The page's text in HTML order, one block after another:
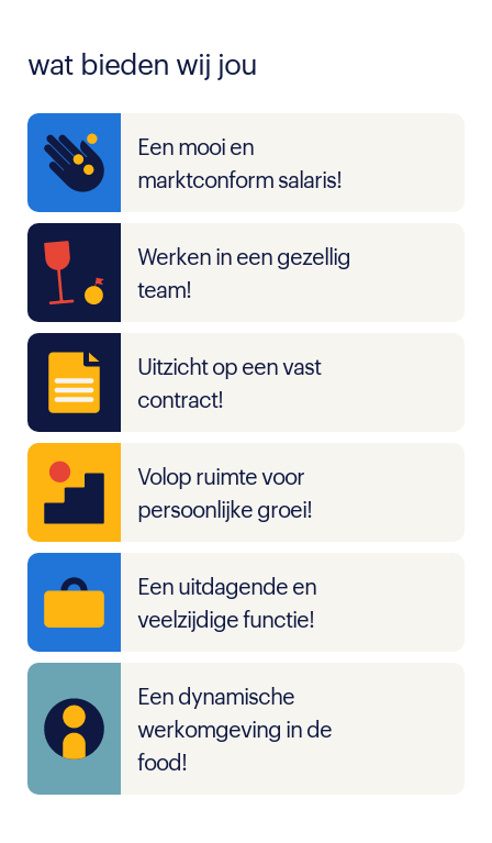
wat bieden wij jou
Een mooi en
marktconform salaris!
Werken in een gezellig
team!
Uitzicht op een vast
contract!
Volop ruimte voor
persoonlijke groei!
Een uitdagende en
veelzijdige functie!
Een dynamische
werkomgeving in de
food!